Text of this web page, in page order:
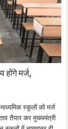
होंगे मर्ज,
स्कूलों को मर्ज
तैयार कर मुख्यमंत्री